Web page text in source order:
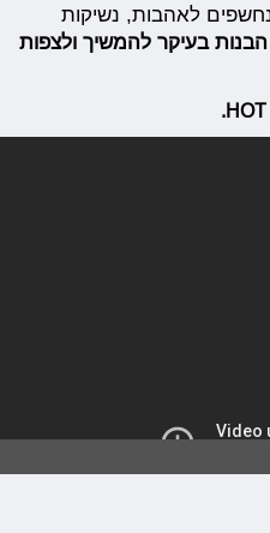
לאהבות, נשיקות
בעיקר להמשיך ולצפות